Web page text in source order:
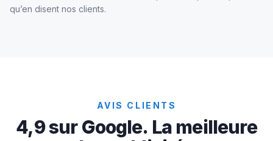
qu’en disent nos clients.
AVIS CLIENTS
4,9 sur Google. La meilleure